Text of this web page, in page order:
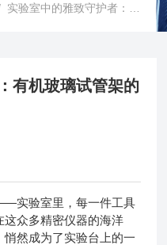
验室中的雅致守护者：有机玻璃试管架的故事
有机玻璃试管架的
验室里，每一件工具
这众多精密仪器的海洋
然成为了实验台上的一